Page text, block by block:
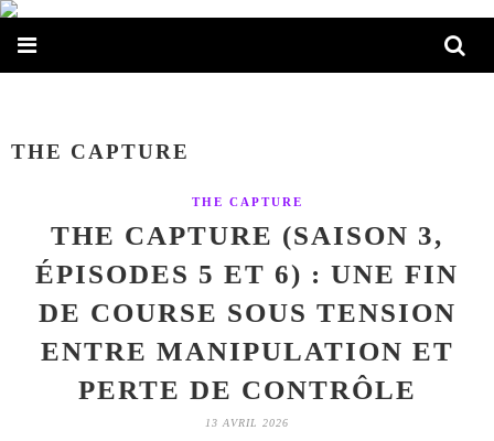
THE CAPTURE
THE CAPTURE
THE CAPTURE (SAISON 3,
ÉPISODES 5 ET 6) : UNE FIN
DE COURSE SOUS TENSION
ENTRE MANIPULATION ET
PERTE DE CONTRÔLE
13 AVRIL 2026